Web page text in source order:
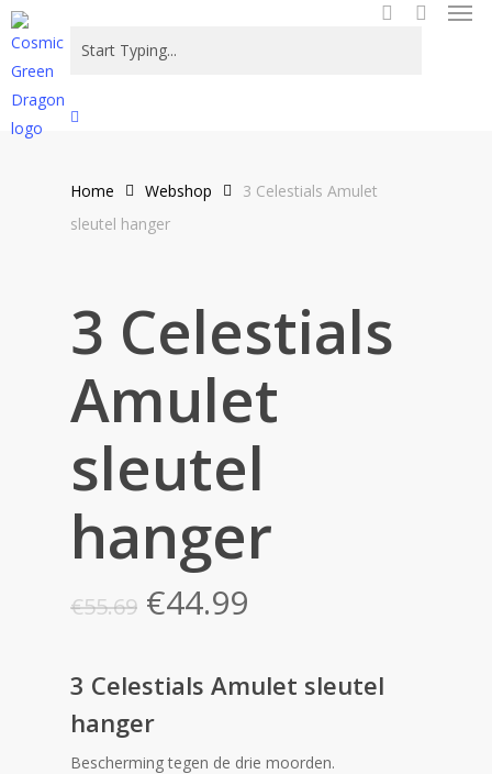
Skip
to
main
content
Close
Home Webshop
3 Celestials Amulet
sleutel hanger
3 Celestials
Amulet
sleutel
hanger
€55.69 Oorspronkelijke
was:
€55.69.
€44.99
is:
€44.99.
3 Celestials Amulet sleutel
hanger
Bescherming tegen de drie moorden.